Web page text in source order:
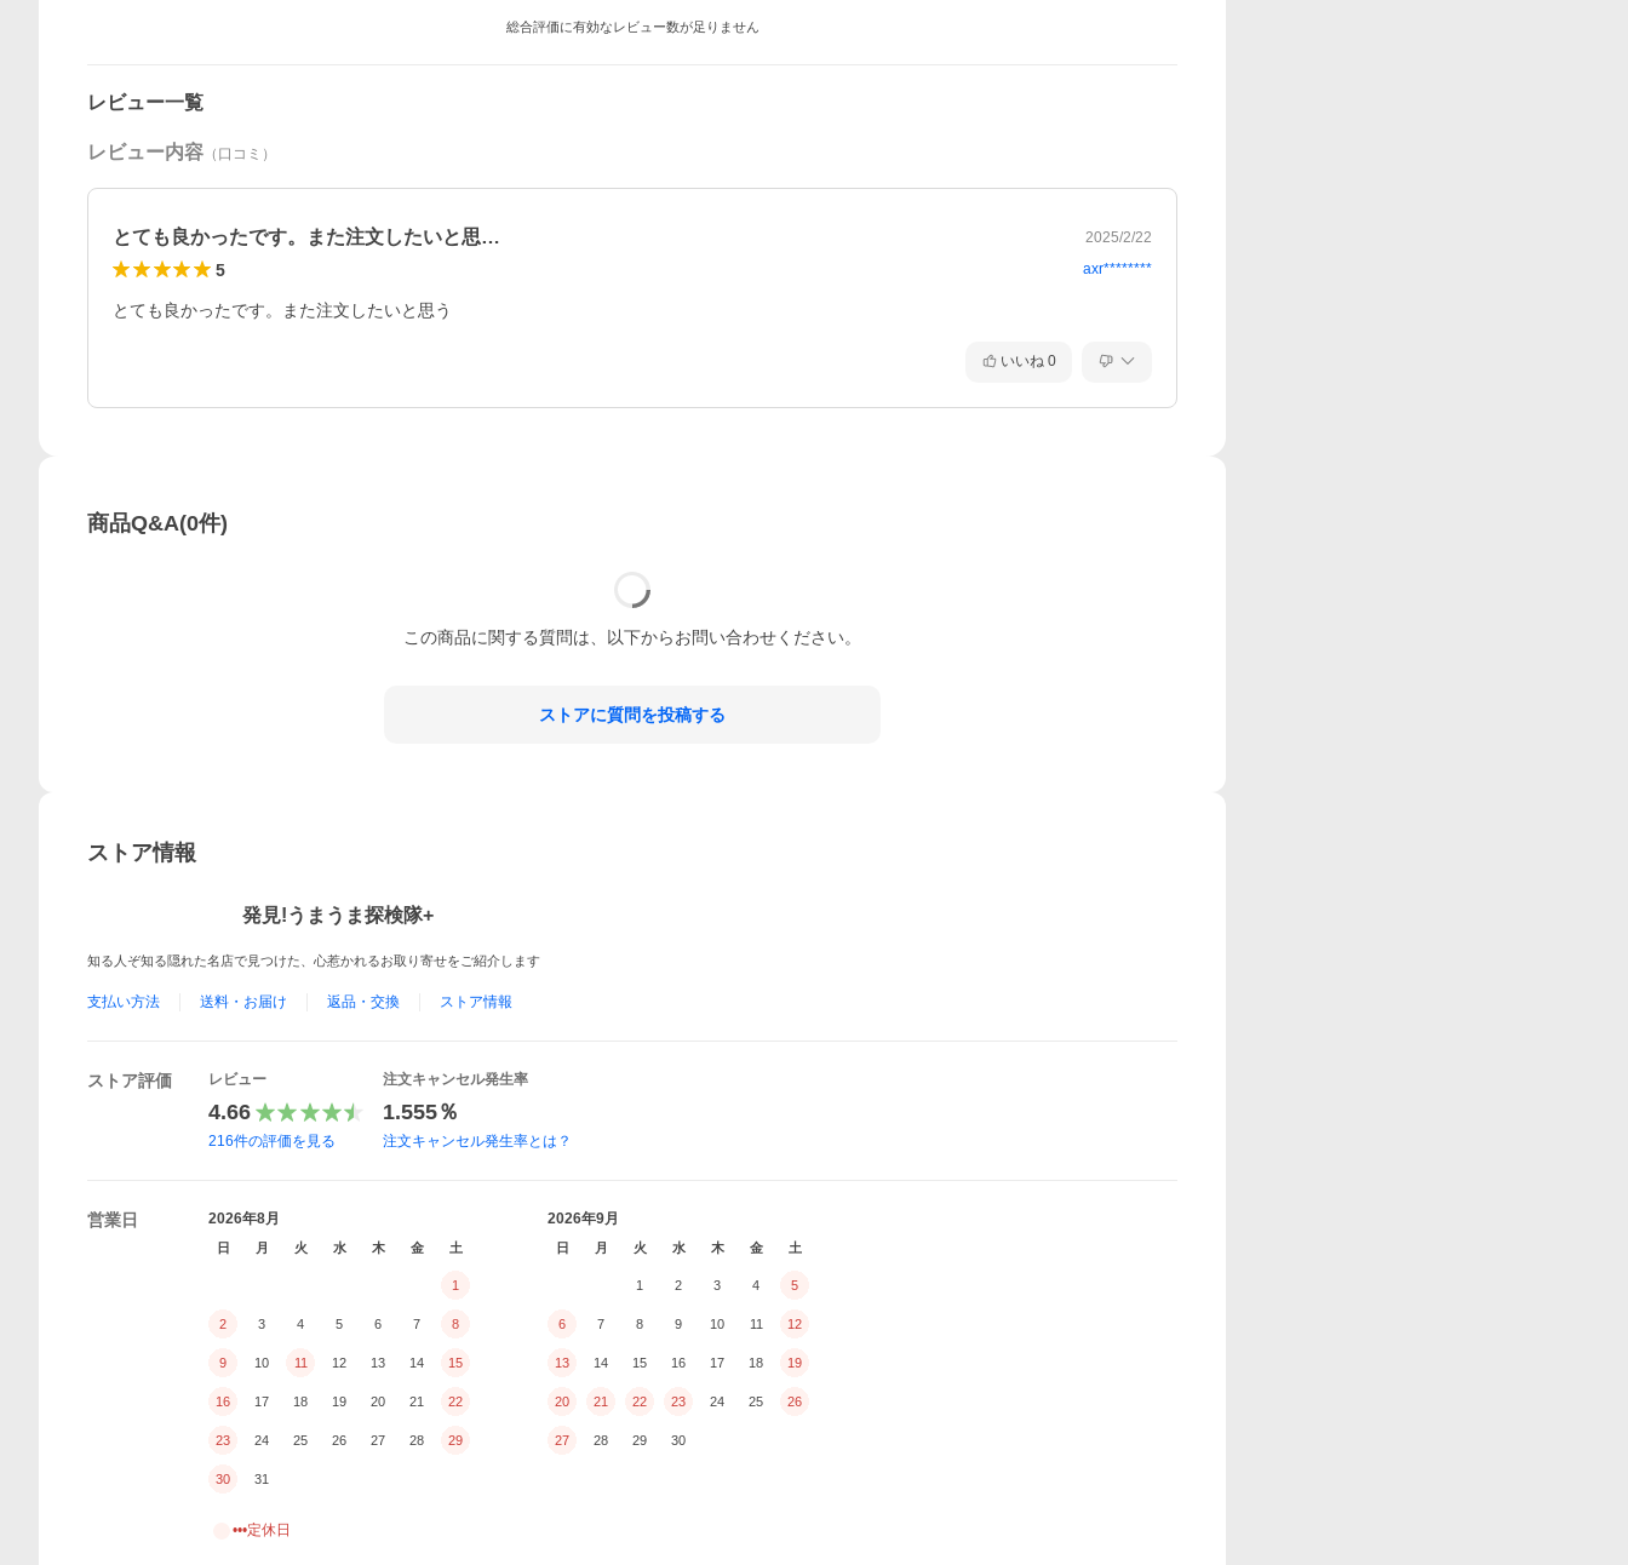
総合評価に有効なレビュー数が足りません
レビュー一覧
レビュー内容 （口コミ）
とても良かったです。また注文したいと思… 2025/2/22
5 axr********
とても良かったです。また注文したいと思う
いいね 0
商品Q&A(0件)
この商品に関する質問は、以下からお問い合わせください。
ストアに質問を投稿する
ストア情報
発見!うまうま探検隊+
知る人ぞ知る隠れた名店で見つけた、心惹かれるお取り寄せをご紹介します
支払い方法 送料・お届け 返品・交換 ストア情報
ストア評価 レビュー
4.66
216件の評価を見る
注文キャンセル発生率
1.555％
注文キャンセル発生率とは？
営業日 2026年8月
日 月 火 水 木 金 土
1
2 3 4 5 6 7 8
9 10 11 12 13 14 15
16 17 18 19 20 21 22
23 24 25 26 27 28 29
30 31
2026年9月
日 月 火 水 木 金 土
1 2 3 4 5
6 7 8 9 10 11 12
13 14 15 16 17 18 19
20 21 22 23 24 25 26
27 28 29 30
•••定休日